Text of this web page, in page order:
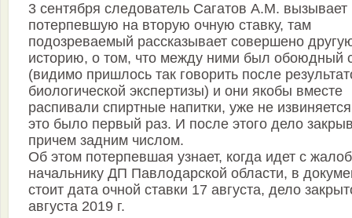
3 сентября следователь Сагатов А.М. вызывает
потерпевшую на вторую очную ставку, там
подозреваемый рассказывает совершено
историю, о том, что между ними был обоюдный
(видимо пришлось так говорить после
биологической экспертизы) и они якобы вместе
распивали спиртные напитки, уже не
это было первый раз. И после этого дело
причем задним числом.
Об этом потерпевшая узнает, когда идет с
начальнику ДП Павлодарской области, в
стоит дата очной ставки 17 августа, дело
августа 2019 г.